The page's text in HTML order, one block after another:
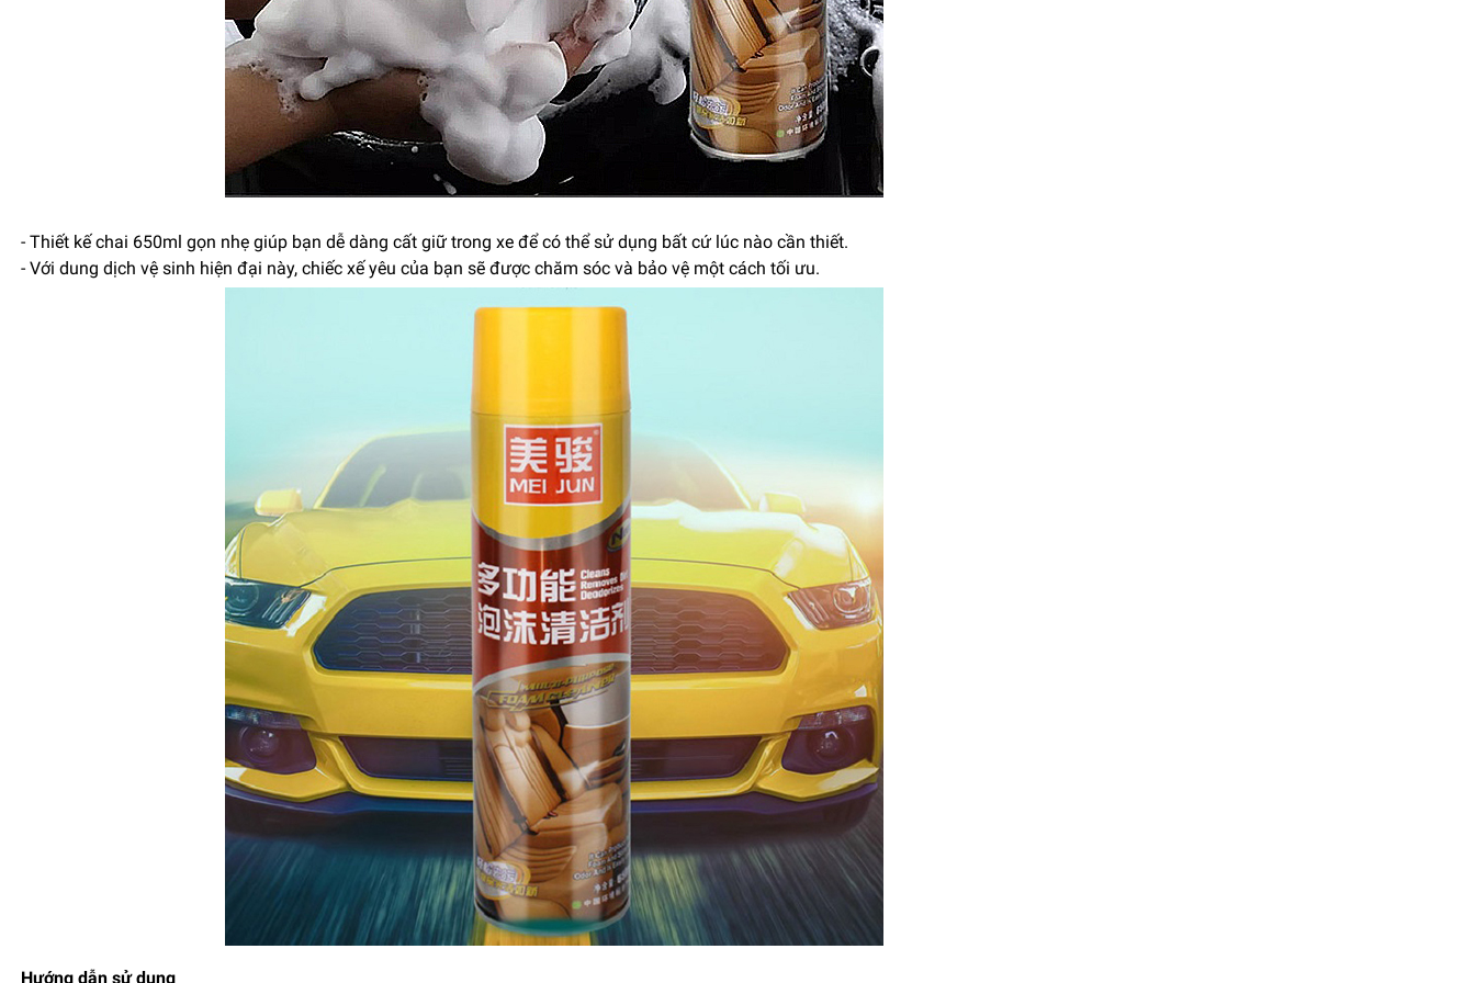
- Thiết kế chai 650ml gọn nhẹ giúp bạn dễ dàng cất giữ trong xe để có thể sử dụng bất cứ lúc nào cần thiết.
- Với dung dịch vệ sinh hiện đại này, chiếc xế yêu của bạn sẽ được chăm sóc và bảo vệ một cách tối ưu.
Hướng dẫn sử dụng